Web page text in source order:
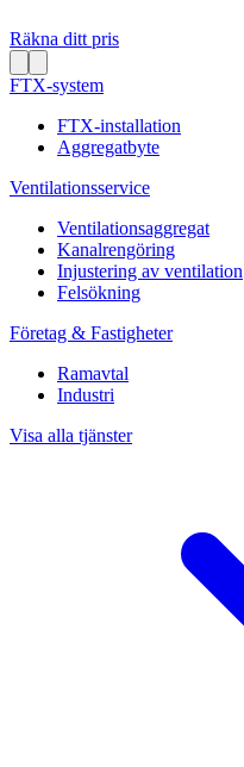
Räkna ditt pris
FTX-system
FTX-installation
Aggregatbyte
Ventilationsservice
Ventilationsaggregat
Kanalrengöring
Injustering av ventilation
Felsökning
Företag & Fastigheter
Ramavtal
Industri
Visa alla tjänster